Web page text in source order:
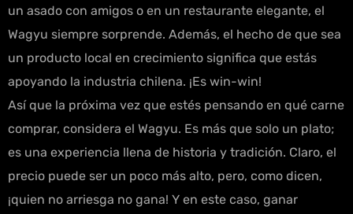
un asado con amigos o en un restaurante elegante, el
Wagyu siempre sorprende. Además, el hecho de que sea
un producto local en crecimiento significa que estás
apoyando la industria chilena. ¡Es win-win!
Así que la próxima vez que estés pensando en qué carne
comprar, considera el Wagyu. Es más que solo un plato;
es una experiencia llena de historia y tradición. Claro, el
precio puede ser un poco más alto, pero, como dicen,
¡quien no arriesga no gana! Y en este caso, ganar